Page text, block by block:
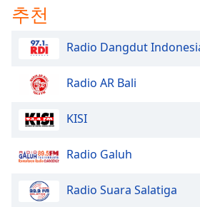
Opacity
Caption
Background
추천
Radio Dangdut
Radio AR Bali
KISI
Radio Galuh
Radio Suara Salatiga